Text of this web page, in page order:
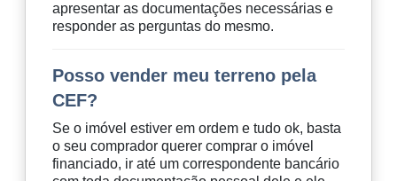
apresentar as documentações necessárias e
responder as perguntas do mesmo.
Posso vender meu terreno pela
CEF?
Se o imóvel estiver em ordem e tudo ok, basta
o seu comprador querer comprar o imóvel
financiado, ir até um correspondente bancário